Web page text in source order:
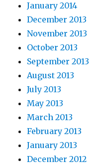
January 2014
December 2013
November 2013
October 2013
September 2013
August 2013
July 2013
May 2013
March 2013
February 2013
January 2013
December 2012